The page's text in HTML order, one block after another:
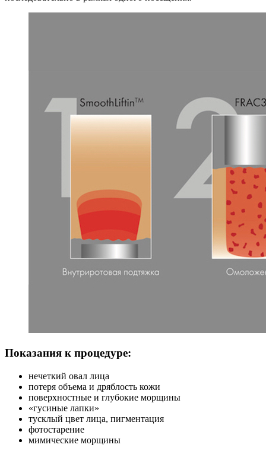
Показания к процедуре:
нечеткий овал лица
потеря объема и дряблость кожи
поверхностные и глубокие морщины
«гусиные лапки»
тусклый цвет лица, пигментация
фотостарение
мимические морщины